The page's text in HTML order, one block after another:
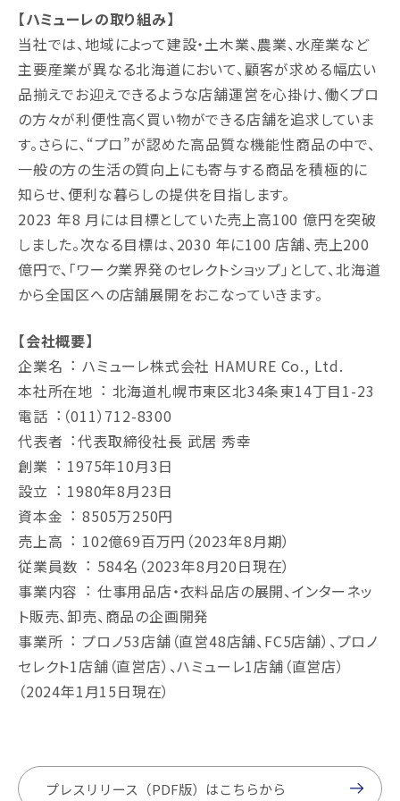
【ハミューレの取り組み】
当社では、地域によって建設・土木業、農業、水産業など
主要産業が異なる北海道において、顧客が求める幅広い
品揃えでお迎えできるような店舗運営を心掛け、働くプロ
の⽅々が利便性⾼く買い物ができる店舗を追求していま
す。さらに、“プロ”が認めた⾼品質な機能性商品の中で、
一般の⽅の生活の質向上にも寄与する商品を積極的に
知らせ、便利な暮らしの提供を目指します。
2023 年8 月には目標としていた売上⾼100 億円を突破
しました。次なる目標は、2030 年に100 店舗、売上200
億円で、「ワーク業界発のセレクトショップ」として、北海道
から全国区への店舗展開をおこなっていきます。
【会社概要】
企業名︓ ハミューレ株式会社 HAMURE Co., Ltd.
本社所在地︓ 北海道札幌市東区北34条東14丁目1-23
電話︓（011）712-8300
代表者︓代表取締役社⻑ 武居 秀幸
創業︓ 1975年10月3日
設⽴︓ 1980年8月23日
資本⾦︓ 8505万250円
売上⾼︓ 102億69百万円（2023年8月期）
従業員数︓ 584名（2023年8月20日現在）
事業内容︓ 仕事用品店・⾐料品店の展開、インターネッ
ト販売、卸売、商品の企画開発
事業所︓ プロノ53店舗（直営48店舗、FC5店舗）、プロノ
セレクト1店舗（直営店）、ハミューレ1店舗（直営店）
（2024年1月15日現在）
プレスリリース（PDF版）はこちらから